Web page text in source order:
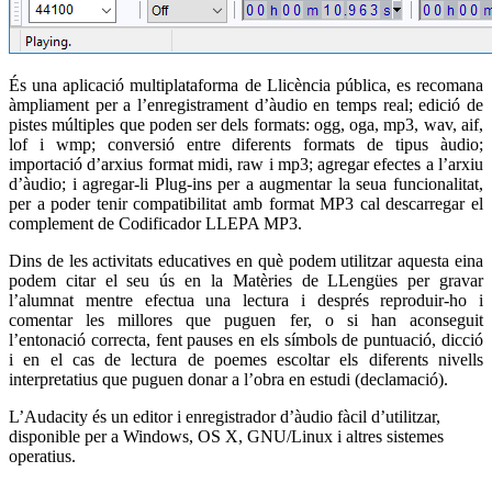
És una aplicació multiplataforma de Llicència pública, es recomana
àmpliament per a l’enregistrament d’àudio en temps real; edició de
pistes múltiples que poden ser dels formats: ogg, oga, mp3, wav, aif,
lof i wmp; conversió entre diferents formats de tipus àudio;
importació d’arxius format midi, raw i mp3; agregar efectes a l’arxiu
d’àudio; i agregar-li Plug-ins per a augmentar la seua funcionalitat,
per a poder tenir compatibilitat amb format MP3 cal descarregar el
complement de Codificador LLEPA MP3.
Dins de les activitats educatives en què podem utilitzar aquesta eina
podem citar el seu ús en la Matèries de LLengües per gravar
l’alumnat mentre efectua una lectura i després reproduir-ho i
comentar les millores que puguen fer, o si han aconseguit
l’entonació correcta, fent pauses en els símbols de puntuació, dicció
i en el cas de lectura de poemes escoltar els diferents nivells
interpretatius que puguen donar a l’obra en estudi (declamació).
L’Audacity és un editor i enregistrador d’àudio fàcil d’utilitzar,
disponible per a Windows, OS X, GNU/Linux i altres sistemes
operatius.